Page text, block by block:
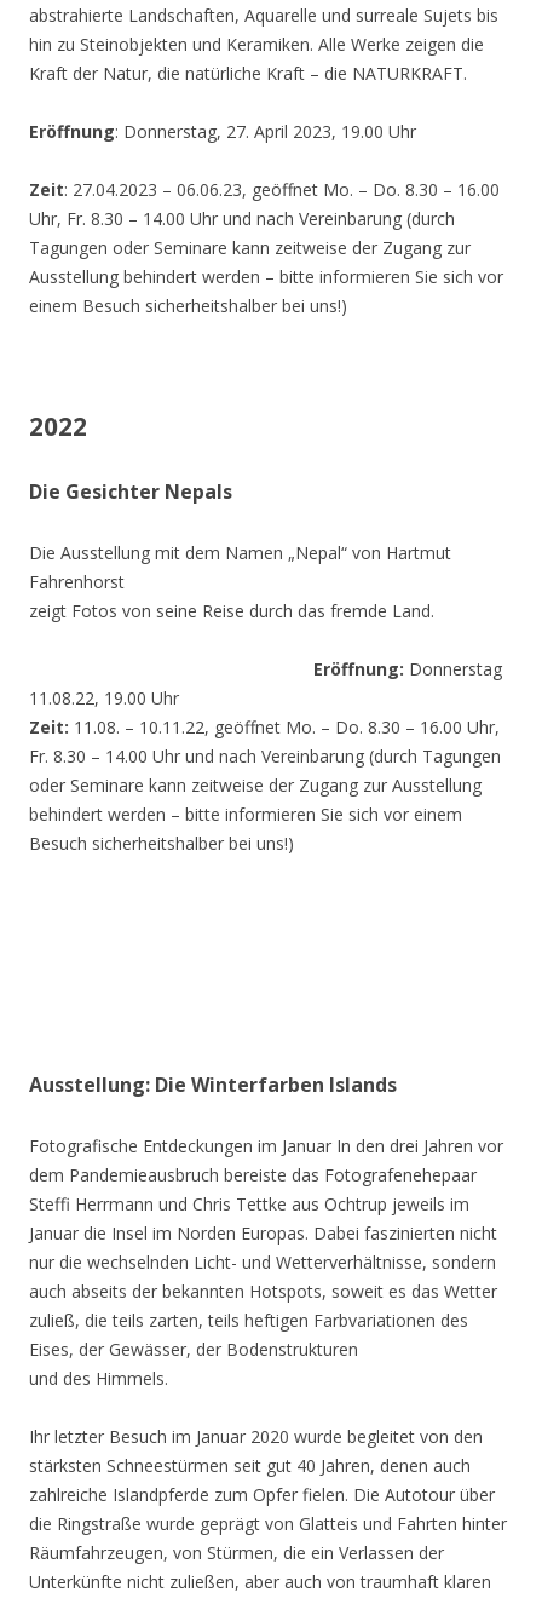
abstrahierte Landschaften, Aquarelle und surreale Sujets bis
hin zu Steinobjekten und Keramiken. Alle Werke zeigen die
Kraft der Natur, die natürliche Kraft – die NATURKRAFT.
Eröffnung: Donnerstag, 27. April 2023, 19.00 Uhr
Zeit: 27.04.2023 – 06.06.23, geöffnet Mo. – Do. 8.30 – 16.00
Uhr, Fr. 8.30 – 14.00 Uhr und nach Vereinbarung (durch
Tagungen oder Seminare kann zeitweise der Zugang zur
Ausstellung behindert werden – bitte informieren Sie sich vor
einem Besuch sicherheitshalber bei uns!)
2022
Die Gesichter Nepals
Die Ausstellung mit dem Namen „Nepal“ von Hartmut
Fahrenhorst
zeigt Fotos von seine Reise durch das fremde Land.
Eröffnung: Donnerstag
11.08.22, 19.00 Uhr
Zeit: 11.08. – 10.11.22, geöffnet Mo. – Do. 8.30 – 16.00 Uhr,
Fr. 8.30 – 14.00 Uhr und nach Vereinbarung (durch Tagungen
oder Seminare kann zeitweise der Zugang zur Ausstellung
behindert werden – bitte informieren Sie sich vor einem
Besuch sicherheitshalber bei uns!)
Ausstellung: Die Winterfarben Islands
Fotografische Entdeckungen im Januar In den drei Jahren vor
dem Pandemieausbruch bereiste das Fotografenehepaar
Steffi Herrmann und Chris Tettke aus Ochtrup jeweils im
Januar die Insel im Norden Europas. Dabei faszinierten nicht
nur die wechselnden Licht- und Wetterverhältnisse, sondern
auch abseits der bekannten Hotspots, soweit es das Wetter
zuließ, die teils zarten, teils heftigen Farbvariationen des
Eises, der Gewässer, der Bodenstrukturen
und des Himmels.
Ihr letzter Besuch im Januar 2020 wurde begleitet von den
stärksten Schneestürmen seit gut 40 Jahren, denen auch
zahlreiche Islandpferde zum Opfer fielen. Die Autotour über
die Ringstraße wurde geprägt von Glatteis und Fahrten hinter
Räumfahrzeugen, von Stürmen, die ein Verlassen der
Unterkünfte nicht zuließen, aber auch von traumhaft klaren